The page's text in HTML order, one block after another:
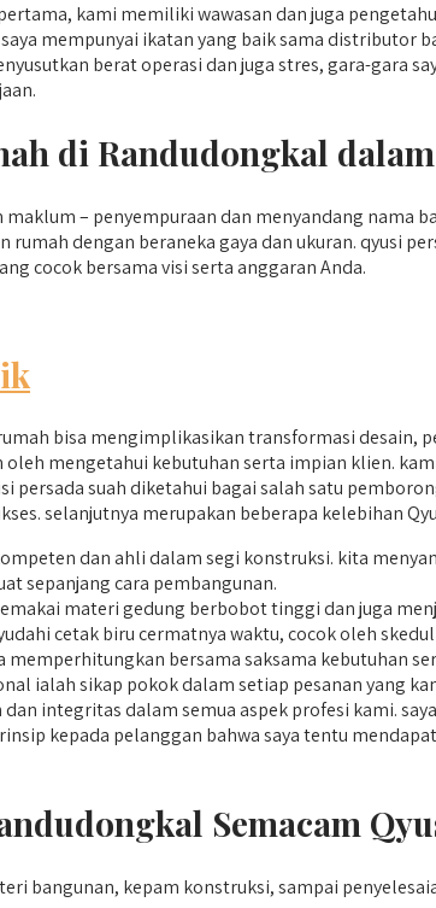
kami memiliki wawasan dan juga
mempunyai ikatan yang baik sama distributor
berat operasi dan juga stres, gara-gara
di Randudongkal dalam
– penyempuraan dan menyandang nama
dengan beraneka gaya dan ukuran. qyusi
cocok bersama visi serta anggaran Anda.
bisa mengimplikasikan transformasi desain,
mengetahui kebutuhan serta impian klien.
persada suah diketahui bagai salah satu
selanjutnya merupakan beberapa kelebihan
dan ahli dalam segi konstruksi. kita
sepanjang cara pembangunan.
materi gedung berbobot tinggi dan juga
cetak biru cermatnya waktu, cocok oleh
bersama saksama kebutuhan
ialah sikap pokok dalam setiap pesanan yang
integritas dalam semua aspek profesi kami.
kepada pelanggan bahwa saya tentu
Semacam
bangunan, kepam konstruksi, sampai